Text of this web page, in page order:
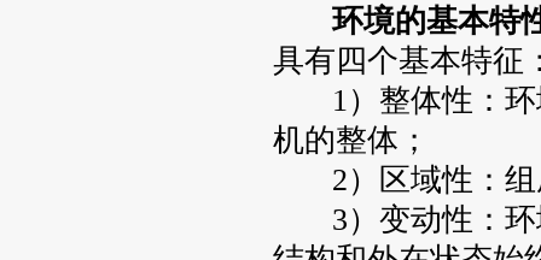
环境的基本特
具有四个基本特征
1）整体性：环
机的整体；
2）区域性：组
3）变动性：环